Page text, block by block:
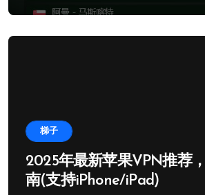
梯子
2025年最新苹果VPN推荐
南(支持iPhone/iPad)